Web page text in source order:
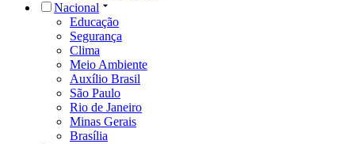
Nacional
Educação
Segurança
Clima
Meio Ambiente
Auxílio Brasil
São Paulo
Rio de Janeiro
Minas Gerais
Brasília